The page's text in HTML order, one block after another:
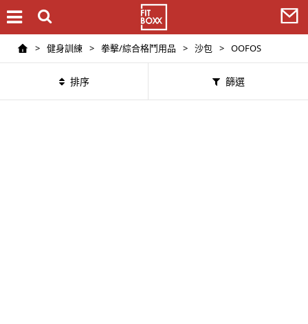
> 健身訓練 > 拳擊/綜合格鬥用品 > 沙包 > OOFOS
排序 篩選